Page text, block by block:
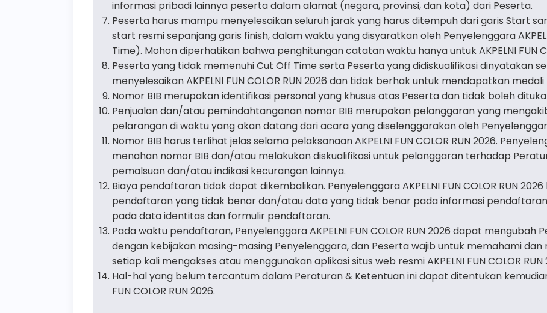
informasi pribadi lainnya peserta dalam alamat (negara, provinsi, dan kota) dari Peserta.
Peserta harus mampu menyelesaikan seluruh jarak yang harus ditempuh dari garis Start
start resmi sepanjang garis finish, dalam waktu yang disyaratkan oleh Penyelenggara
Time). Mohon diperhatikan bahwa penghitungan catatan waktu hanya untuk AKPELNI FUN
Peserta yang tidak memenuhi Cut Off Time serta Peserta yang didiskualifikasi dinyatakan
menyelesaikan AKPELNI FUN COLOR RUN 2026 dan tidak berhak untuk mendapatkan medali
Nomor BIB merupakan identifikasi personal yang khusus atas Peserta dan tidak boleh
Penjualan dan/atau pemindahtanganan nomor BIB merupakan pelanggaran yang
pelarangan di waktu yang akan datang dari acara yang diselenggarakan oleh
Nomor BIB harus terlihat jelas selama pelaksanaan AKPELNI FUN COLOR RUN 2026.
menahan nomor BIB dan/atau melakukan diskualifikasi untuk pelanggaran terhadap
pemalsuan dan/atau indikasi kecurangan lainnya.
Biaya pendaftaran tidak dapat dikembalikan. Penyelenggara AKPELNI FUN COLOR RUN
pendaftaran yang tidak benar dan/atau data yang tidak benar pada informasi
pada data identitas dan formulir pendaftaran.
Pada waktu pendaftaran, Penyelenggara AKPELNI FUN COLOR RUN 2026 dapat mengubah
dengan kebijakan masing-masing Penyelenggara, dan Peserta wajib untuk memahami
setiap kali mengakses atau menggunakan aplikasi situs web resmi AKPELNI FUN COLOR RUN
Hal-hal yang belum tercantum dalam Peraturan & Ketentuan ini dapat ditentukan
FUN COLOR RUN 2026.